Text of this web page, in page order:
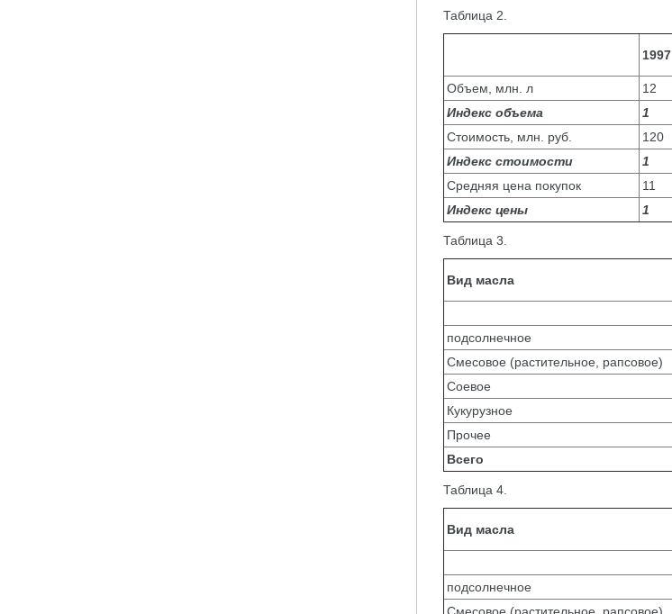
Таблица 2.
1997
Объем, млн. л
12
Индекс объема
1
Стоимость, млн. руб.
120
Индекс стоимости
1
Средняя цена покупок
11
Индекс цены
1
Таблица 3.
Вид масла
подсолнечное
Смесовое (растительное, рапсовое)
Соевое
Кукурузное
Прочее
Всего
Таблица 4.
Вид масла
подсолнечное